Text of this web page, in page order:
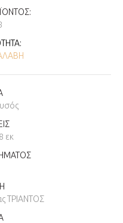
εκ
ΤΡΙΑΝΤΟΣ